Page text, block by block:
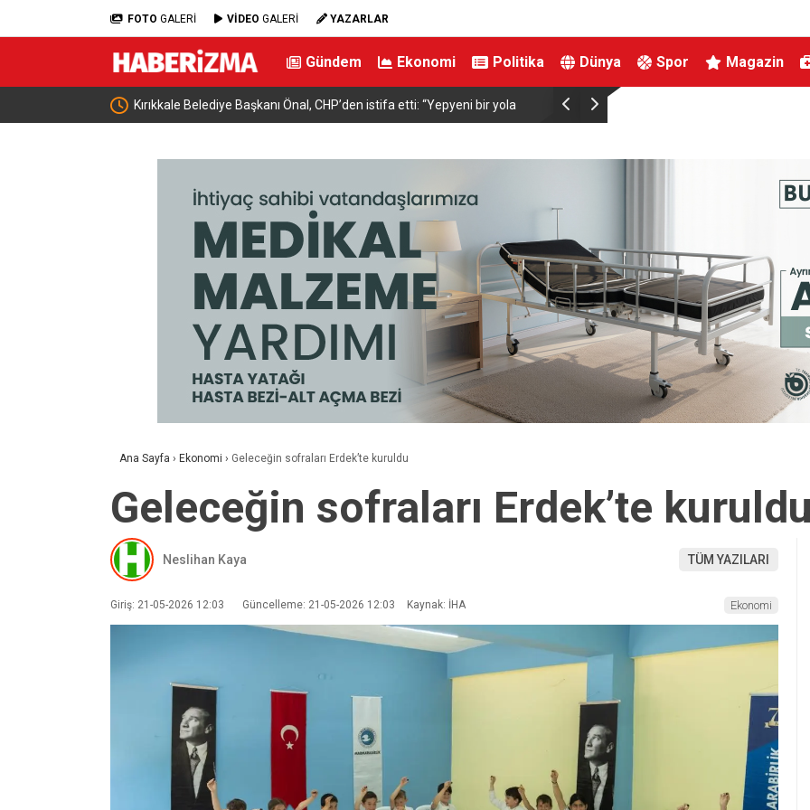
FOTO GALERİ VİDEO GALERİ YAZARLAR
Gündem Ekonomi Politika Dünya Spor Magazin
kim yaptı?” Kırıkkale Belediye Başkanı Önal, CHP’den istifa etti: “Yepyeni bir yola Kavurucu sıcaklarda sahillere akın ettiler
Ana Sayfa › Ekonomi › Geleceğin sofraları Erdek’te kuruldu
Geleceğin sofraları Erdek’te
Neslihan Kaya TÜM YAZILARI
Giriş: 21-05-2026 12:03 Güncelleme: 21-05-2026 12:03 Kaynak: İHA Ekonomi